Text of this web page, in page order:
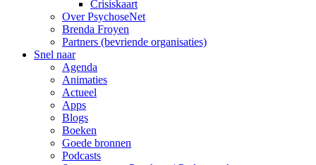
Crisiskaart
Over PsychoseNet
Brenda Froyen
Partners (bevriende organisaties)
Snel naar
Agenda
Animaties
Actueel
Apps
Blogs
Boeken
Goede bronnen
Podcasts